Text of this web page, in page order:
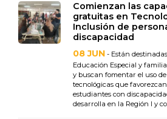
Comienzan las
gratuitas en
Inclusión de
discapacidad
08 JUN - Están
Educación Especial y
y buscan fomentar el uso
tecnológicas que
estudiantes con
desarrolla en la Región I y